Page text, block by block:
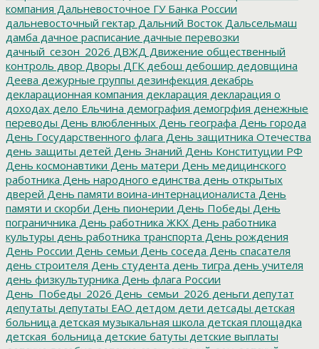
компания Дальневосточное ГУ Банка России
дальневосточный гектар Дальний Восток Дальсельмаш
дамба дачное расписание дачные перевозки
дачный_сезон_2026 ДВЖД Движение общественный
контроль двор Дворы ДГК дебош дебошир дедовщина
Деева дежурные группы дезинфекция декабрь
декларационная компания декларация декларация о
доходах дело Ельчина демография демогрфия денежные
переводы День влюбленных День географа День города
День Государственного флага День защитника Отечества
день защиты детей День Знаний День Конституции РФ
День космонавтики День матери День медицинского
работника День народного единства день открытых
дверей День памяти воина-интернационалиста День
памяти и скорби День пионерии День Победы День
пограничника День работника ЖКХ День работника
культуры день работника транспорта День рождения
День России День семьи День соседа День спасателя
день строителя День студента день тигра день учителя
день физкультурника День флага России
День_Победы_2026 День_семьи_2026 деньги депутат
депутаты депутаты ЕАО детдом дети детсады детская
больница детская музыкальная школа детская площадка
детская_больница детские батуты детские выплаты